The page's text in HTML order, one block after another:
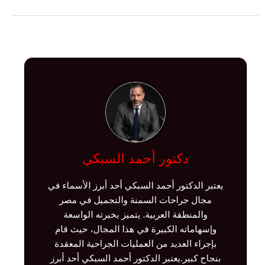
دكتور أحمد السبكي
يعتبر الدكتور أحمد السبكي أحد أبرز الأسماء في
مجال جراحات السمنة والتجميل في مصر
والمنطقة العربية. يتميز بخبرته الواسعة
وإسهاماته الكبيرة في هذا المجال، حيث قام
بإجراء العديد من العمليات الجراحية المعقدة
بنجاح كبير.يعتبر الدكتور أحمد السبكي أحد أبرز